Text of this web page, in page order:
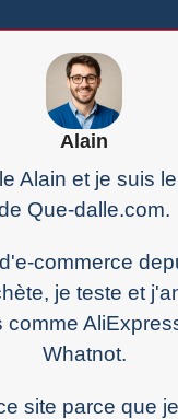
Alain
Alain et je suis
Que-dalle.com.
commerce
je teste et
comme
Whatnot.
site parce que